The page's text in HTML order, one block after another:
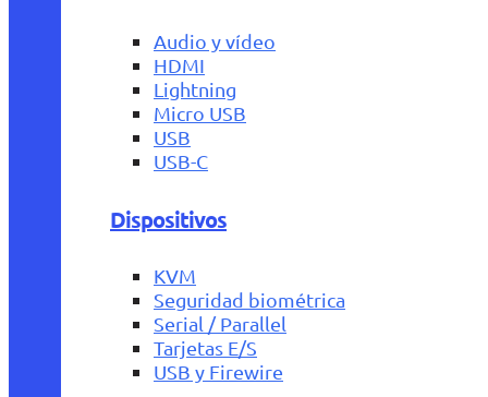
Audio y vídeo
HDMI
Lightning
Micro USB
USB
USB-C
Dispositivos
KVM
Seguridad biométrica
Serial / Parallel
Tarjetas E/S
USB y Firewire